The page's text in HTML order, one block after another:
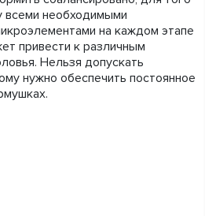
всеми необходимыми
на каждом этапе
привести к различным
Нельзя допускать
нужно обеспечить постоянное